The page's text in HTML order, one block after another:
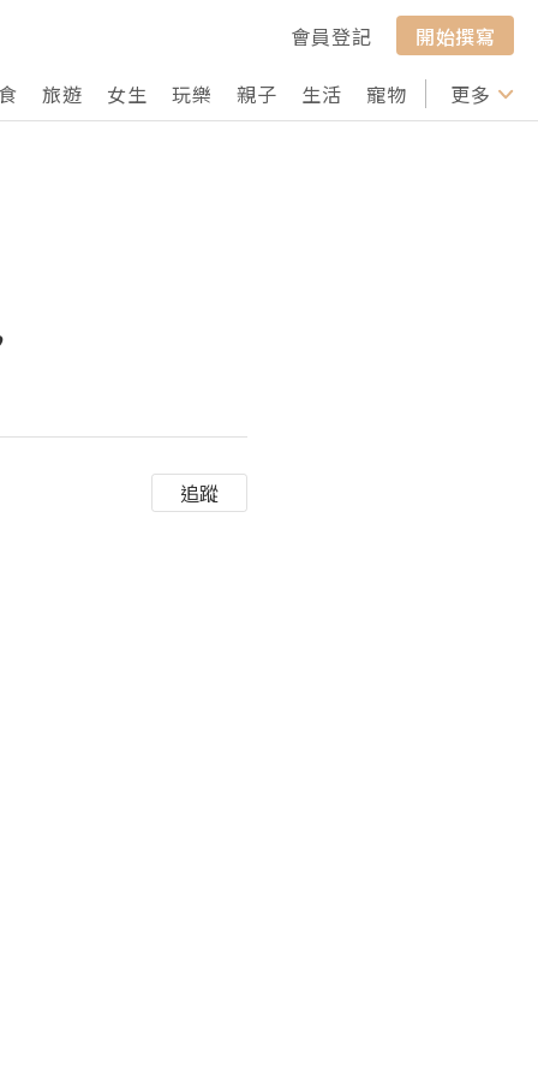
會員登記
開始撰寫
旅遊 女生 玩樂 親子 生活 寵物 行山 打卡
更多
追蹤